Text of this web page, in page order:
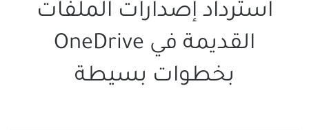
استرداد إصدارات الملفات
القديمة في OneDrive
بخطوات بسيطة